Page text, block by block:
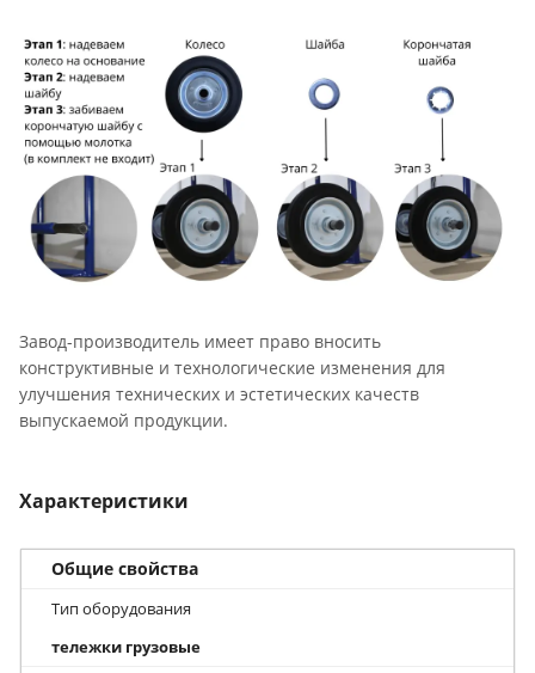
Завод-производитель имеет право вносить
конструктивные и технологические изменения для
улучшения технических и эстетических качеств
выпускаемой продукции.
Характеристики
Общие свойства
Тип оборудования
тележки грузовые